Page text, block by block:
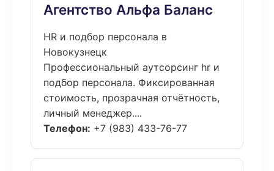
Агентство Альфа Баланс
HR и подбор персонала в
Новокузнецк
Профессиональный аутсорсинг hr и
подбор персонала. Фиксированная
стоимость, прозрачная отчётность,
личный менеджер....
Телефон: +7 (983) 433-76-77